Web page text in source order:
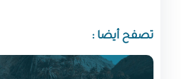
تصفح أيضا :